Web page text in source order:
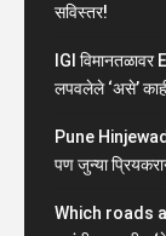
सविस्तर!
IGI
लपवलेले ‘असे’
Pune Hinjewadi
पण जुन्या
Which roads